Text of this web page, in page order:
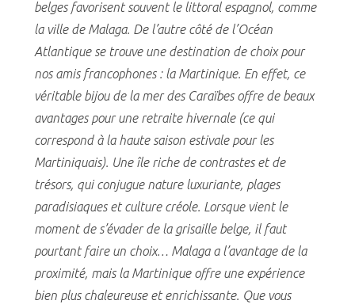
belges favorisent souvent le littoral espagnol, comme
la ville de Malaga. De l’autre côté de l’Océan
Atlantique se trouve une destination de choix pour
nos amis francophones : la Martinique. En effet, ce
véritable bijou de la mer des Caraïbes offre de beaux
avantages pour une retraite hivernale (ce qui
correspond à la haute saison estivale pour les
Martiniquais). Une île riche de contrastes et de
trésors, qui conjugue nature luxuriante, plages
paradisiaques et culture créole. Lorsque vient le
moment de s’évader de la grisaille belge, il faut
pourtant faire un choix… Malaga a l’avantage de la
proximité, mais la Martinique offre une expérience
bien plus chaleureuse et enrichissante. Que vous